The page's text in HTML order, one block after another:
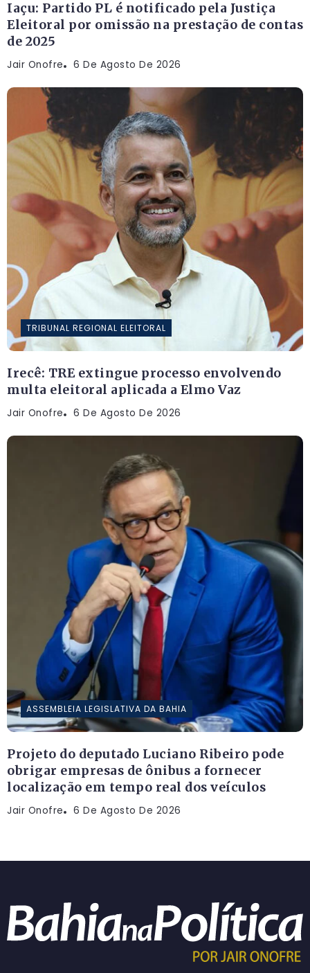
Iaçu: Partido PL é notificado pela Justiça
Eleitoral por omissão na prestação de contas
de 2025
Jair Onofre 6 De Agosto De 2026
TRIBUNAL REGIONAL ELEITORAL
Irecê: TRE extingue processo envolvendo
multa eleitoral aplicada a Elmo Vaz
Jair Onofre 6 De Agosto De 2026
ASSEMBLEIA LEGISLATIVA DA BAHIA
Projeto do deputado Luciano Ribeiro pode
obrigar empresas de ônibus a fornecer
localização em tempo real dos veículos
Jair Onofre 6 De Agosto De 2026